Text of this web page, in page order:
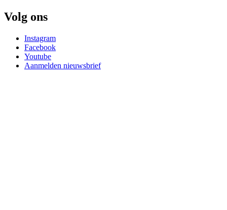
Volg ons
Instagram
Facebook
Youtube
Aanmelden nieuwsbrief